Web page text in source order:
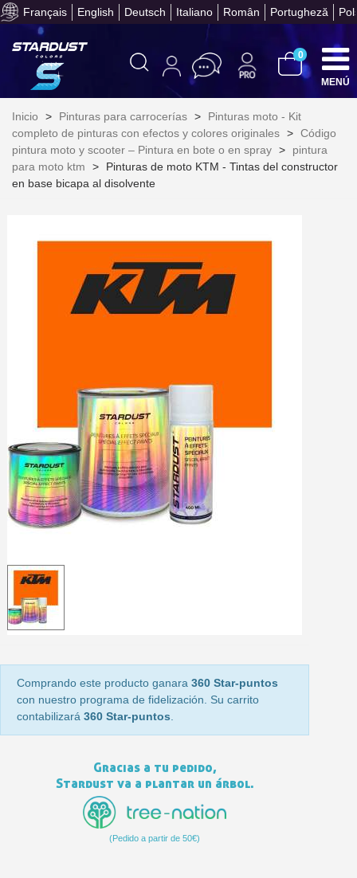
Français English Deutsch Italiano Român Portugheză
Obtenga su presupuesto
Suscríbete al
Paga en 4 plazos sin
0
MENÚ
Inicio > Pinturas para carrocerías >
Pinturas moto - Kit
completo de pinturas con efectos y colores originales > Código
pintura moto y scooter – Pintura en bote o en spray >
pintura
para moto ktm
>
Pinturas de moto KTM - Tintas del constructor
en base bicapa al disolvente
Comprando este producto ganara 360 Star-puntos
con nuestro programa de fidelización. Su carrito
contabilizará 360 Star-puntos
Gracias a tu pedido,
Stardust va a plantar un árbol.
(Pedido a partir de 50€)